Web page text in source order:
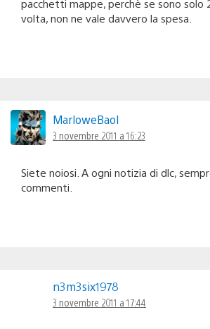
pacchetti mappe, perchè se sono solo
volta, non ne vale davvero la spesa.
MarloweBaol
3 novembre 2011 a 16:23
Siete noiosi. A ogni notizia di dlc,
commenti.
n3m3six1978
3 novembre 2011 a 17:44